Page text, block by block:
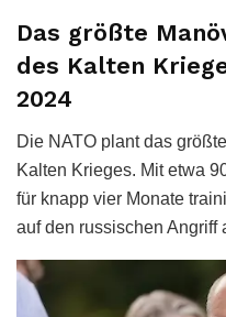
Das größte
des Kalten
2024
Die NATO plant das
Kalten Krieges. Mit etwa
für knapp vier Monate
auf den russischen Angriff